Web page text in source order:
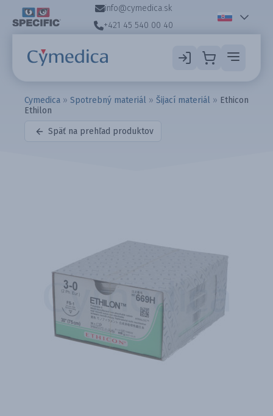
info@cymedica.sk
+421 45 540 00 40
Cymedica » Spotrebný materiál » Šijací materiál » Ethicon
Ethilon
Späť na prehľad produktov